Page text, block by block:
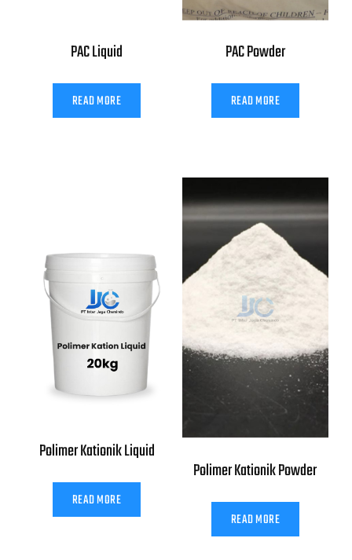
PAC Liquid
READ MORE
PAC Powder
READ MORE
Polimer Kationik Liquid
READ MORE
Polimer Kationik Powder
READ MORE